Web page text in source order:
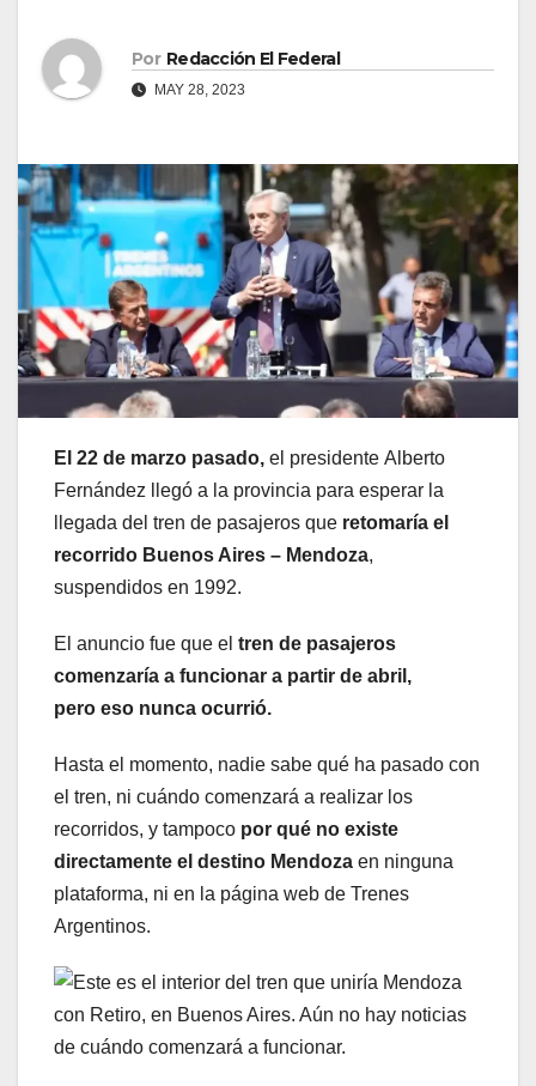
Por Redacción El Federal
MAY 28, 2023
El 22 de marzo pasado, el presidente Alberto
Fernández llegó a la provincia para esperar la
llegada del tren de pasajeros que retomaría el
recorrido Buenos Aires – Mendoza,
suspendidos en 1992.
El anuncio fue que el tren de pasajeros
comenzaría a funcionar a partir de abril,
pero eso nunca ocurrió.
Hasta el momento, nadie sabe qué ha pasado con
el tren, ni cuándo comenzará a realizar los
recorridos, y tampoco por qué no existe
directamente el destino Mendoza en ninguna
plataforma, ni en la página web de Trenes
Argentinos.